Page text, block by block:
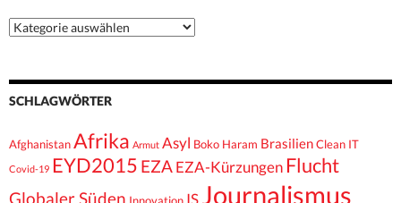
Kategorien
SCHLAGWÖRTER
AfghanistanAfrika Armut Asyl Boko Haram BrasilienClean IT
Covid-19 EYD2015 EZA EZA-Kürzungen Flucht
Globaler Süden Journalismus